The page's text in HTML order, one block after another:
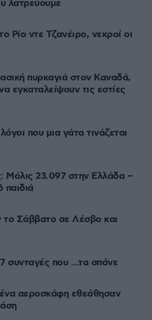
λατρεύουμε
Ρίο ντε Τζανέιρο, νεκροί οι
πυρκαγιά στον Καναδά,
εγκαταλείψουν τις εστίες
που μια γάτα τινάζεται
Μόλις 23.097 στην Ελλάδα –
Σάββατο σε Λέσβο και
συνταγές που …τα σπάνε
αεροσκάφη εθεάθησαν